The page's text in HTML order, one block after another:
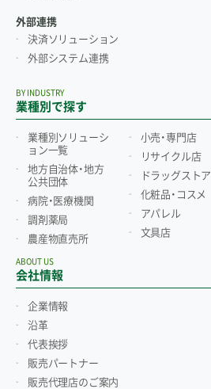
外部連携
決済ソリューション
外部システム連携
業種別で探す
BY INDUSTRY
業種別ソリューシ
ョン一覧
地方自治体・地方
公共団体
病院・医療機関
調剤薬局
農産物直売所
小売・専門店
リサイクル店
ドラッグストア
化粧品・コスメ
アパレル
文具店
会社情報
ABOUT US
企業情報
沿革
代表挨拶
販売パートナー
販売代理店のご案内